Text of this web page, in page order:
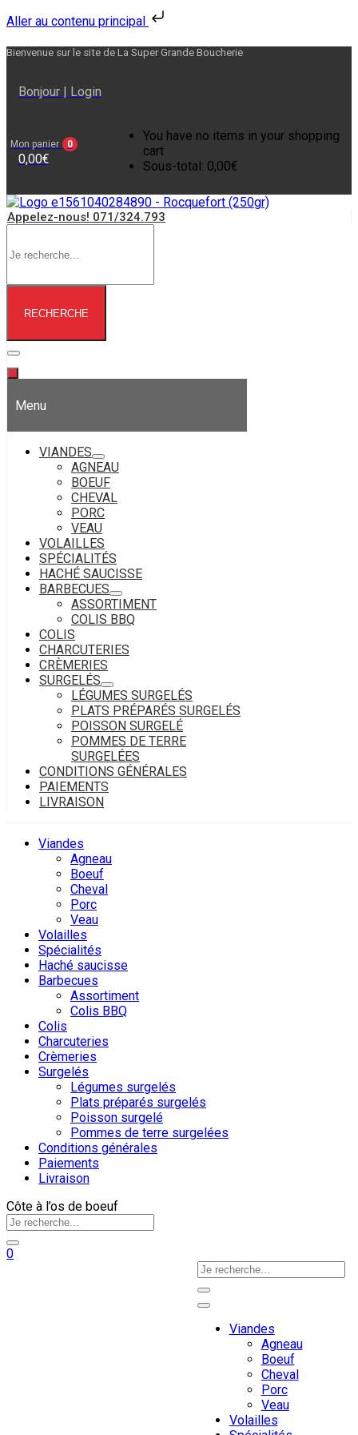
Aller au contenu principal
Bienvenue sur le site de La Super Grande Boucherie
Bonjour | Login
Mon panier 0
0,00€
You have no items in your shopping
cart
Sous-total: 0,00€
Appelez-nous! 071/324.793
RECHERCHE
Menu
VIANDES
AGNEAU
BOEUF
CHEVAL
PORC
VEAU
VOLAILLES
SPÉCIALITÉS
HACHÉ SAUCISSE
BARBECUES
ASSORTIMENT
COLIS BBQ
COLIS
CHARCUTERIES
CRÈMERIES
SURGELÉS
LÉGUMES SURGELÉS
PLATS PRÉPARÉS SURGELÉS
POISSON SURGELÉ
POMMES DE TERRE
SURGELÉES
CONDITIONS GÉNÉRALES
PAIEMENTS
LIVRAISON
Viandes
Agneau
Boeuf
Cheval
Porc
Veau
Volailles
Spécialités
Haché saucisse
Barbecues
Assortiment
Colis BBQ
Colis
Charcuteries
Crèmeries
Surgelés
Légumes surgelés
Plats préparés surgelés
Poisson surgelé
Pommes de terre surgelées
Conditions générales
Paiements
Livraison
Côte à l’os de boeuf
0
Viandes
Agneau
Boeuf
Cheval
Porc
Veau
Volailles